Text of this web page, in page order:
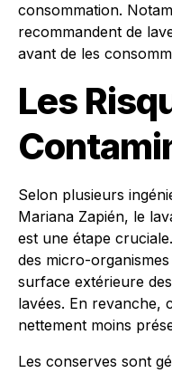
consommation.
recommandent de
avant de les
Les
Selon plusieurs
Mariana Zapién, le
est une étape
des micro-
surface extérieure
lavées. En revanche,
nettement moins
Les conserves sont